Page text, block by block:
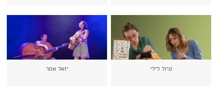
טיול לילי יואל אמר